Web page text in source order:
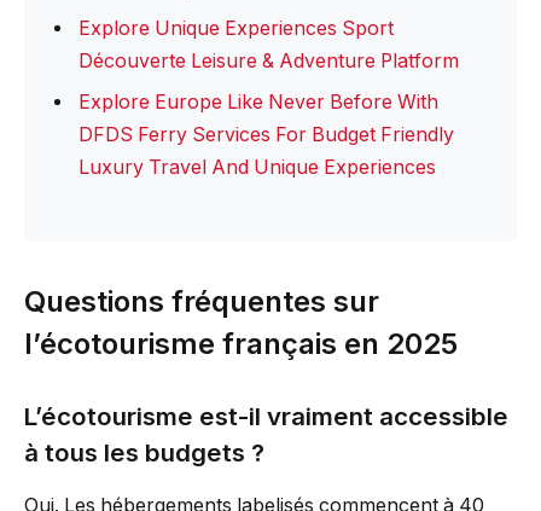
Explore Unique Experiences Sport
Découverte Leisure & Adventure Platform
Explore Europe Like Never Before With
DFDS Ferry Services For Budget Friendly
Luxury Travel And Unique Experiences
Questions fréquentes sur
l’écotourisme français en 2025
L’écotourisme est-il vraiment accessible
à tous les budgets ?
Oui. Les hébergements labelisés commencent à 40